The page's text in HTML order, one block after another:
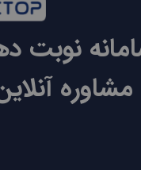
نوبت
مشاوره